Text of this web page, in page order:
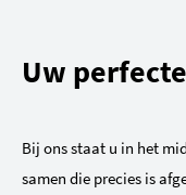
Uw
Bij ons staat u in het
samen die precies is